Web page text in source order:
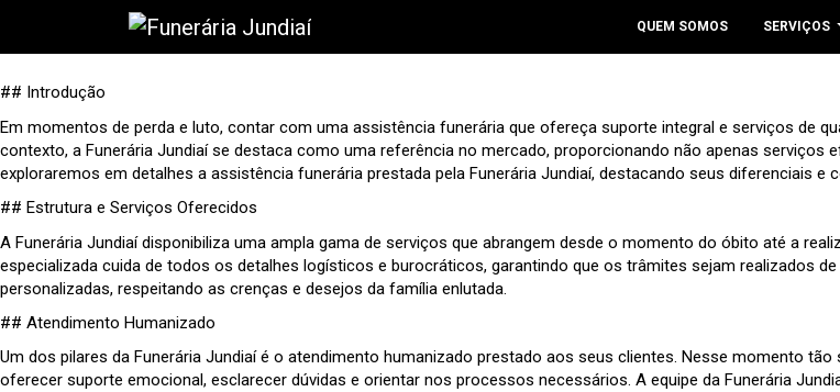
QUEM SOMOS SERVIÇOS
## Introdução
Em momentos de perda e luto, contar com uma assistência funerária que ofereça suporte integral e serviços de
contexto, a Funerária Jundiaí se destaca como uma referência no mercado, proporcionando não apenas
exploraremos em detalhes a assistência funerária prestada pela Funerária Jundiaí, destacando seus diferenciais
## Estrutura e Serviços Oferecidos
A Funerária Jundiaí disponibiliza uma ampla gama de serviços que abrangem desde o momento do óbito até a
especializada cuida de todos os detalhes logísticos e burocráticos, garantindo que os trâmites sejam realizados
personalizadas, respeitando as crenças e desejos da família enlutada.
## Atendimento Humanizado
Um dos pilares da Funerária Jundiaí é o atendimento humanizado prestado aos seus clientes. Nesse momento
oferecer suporte emocional, esclarecer dúvidas e orientar nos processos necessários. A equipe da Funerária